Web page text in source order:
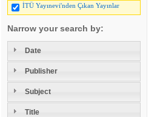
İTÜ Yayınevi'nden Çıkan Yayınlar
Narrow your search by:
Date
Publisher
Subject
Title